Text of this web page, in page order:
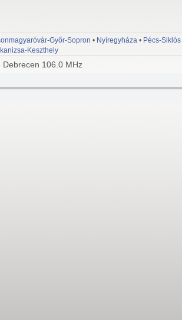
Győr-Sopron • Nyíregyháza • Pécs-Siklós
Keszthely
106.0 MHz